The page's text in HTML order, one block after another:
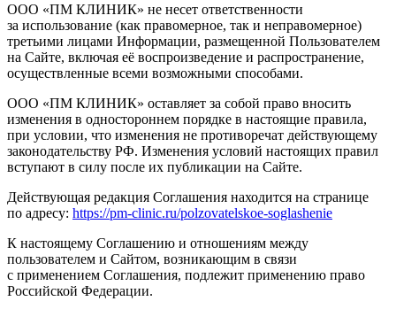
ООО «ПМ КЛИНИК» не несет ответственности
за использование (как правомерное, так и неправомерное)
третьими лицами Информации, размещенной Пользователем
на Сайте, включая её воспроизведение и распространение,
осуществленные всеми возможными способами.
ООО «ПМ КЛИНИК» оставляет за собой право вносить
изменения в одностороннем порядке в настоящие правила,
при условии, что изменения не противоречат действующему
законодательству РФ. Изменения условий настоящих правил
вступают в силу после их публикации на Сайте.
Действующая редакция Соглашения находится на странице
по адресу: https://pm-clinic.ru/polzovatelskoe-soglashenie
К настоящему Соглашению и отношениям между
пользователем и Сайтом, возникающим в связи
с применением Соглашения, подлежит применению право
Российской Федерации.